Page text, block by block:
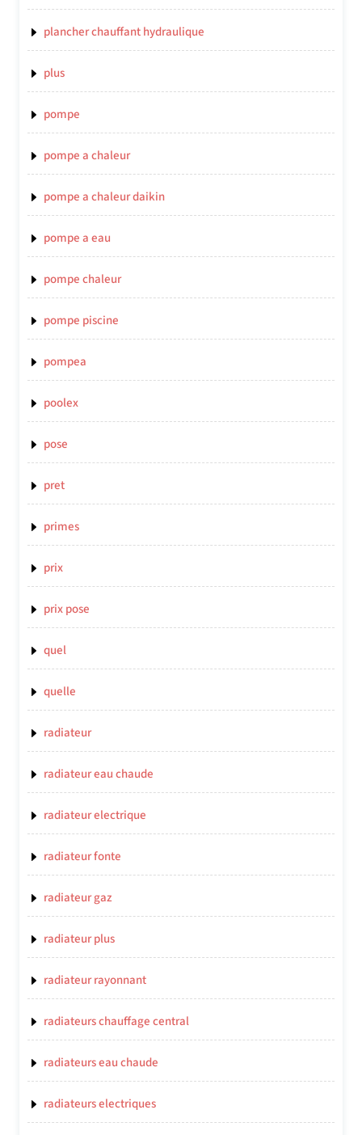
plancher chauffant hydraulique
plus
pompe
pompe a chaleur
pompe a chaleur daikin
pompe a eau
pompe chaleur
pompe piscine
pompea
poolex
pose
pret
primes
prix
prix pose
quel
quelle
radiateur
radiateur eau chaude
radiateur electrique
radiateur fonte
radiateur gaz
radiateur plus
radiateur rayonnant
radiateurs chauffage central
radiateurs eau chaude
radiateurs electriques